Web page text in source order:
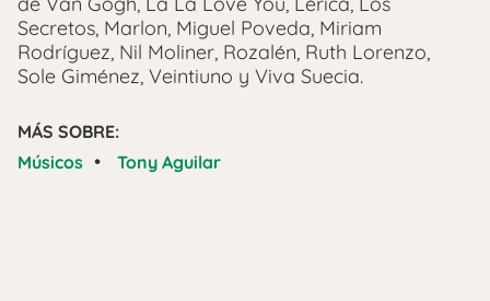
Secretos, Marlon, Miguel Poveda, Miriam
Rodríguez, Nil Moliner, Rozalén, Ruth Lorenzo,
Sole Giménez, Veintiuno y Viva Suecia.
MÁS SOBRE:
Músicos • Tony Aguilar